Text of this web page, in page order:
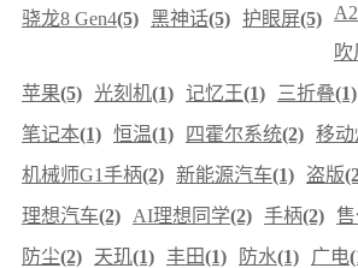
骁龙8 Gen4(5) 黑神话(5) 护眼屏(5)
苹果(5) 光刻机(1) 记忆王(1) 三折叠(1)
笔记本(1) 恒温(1) 四霍尔系统(2) 移
机械师G1手柄(2) 新能源汽车(1) 盗版
理想汽车(2) AI理想同学(2) 手柄(2)
防尘(2) 天玑(1) 丰田(1) 防水(1) 广电